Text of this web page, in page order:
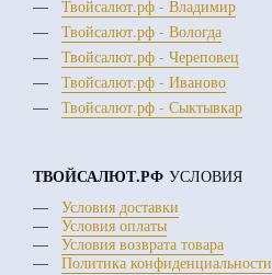
Твойсалют.рф - Владимир
Твойсалют.рф - Вологда
Твойсалют.рф - Череповец
Твойсалют.рф - Иваново
Твойсалют.рф - Сыктывкар
ТВОЙСАЛЮТ.РФ УСЛОВИЯ
Условия доставки
Условия оплаты
Условия возврата товара
Политика конфиденциальности